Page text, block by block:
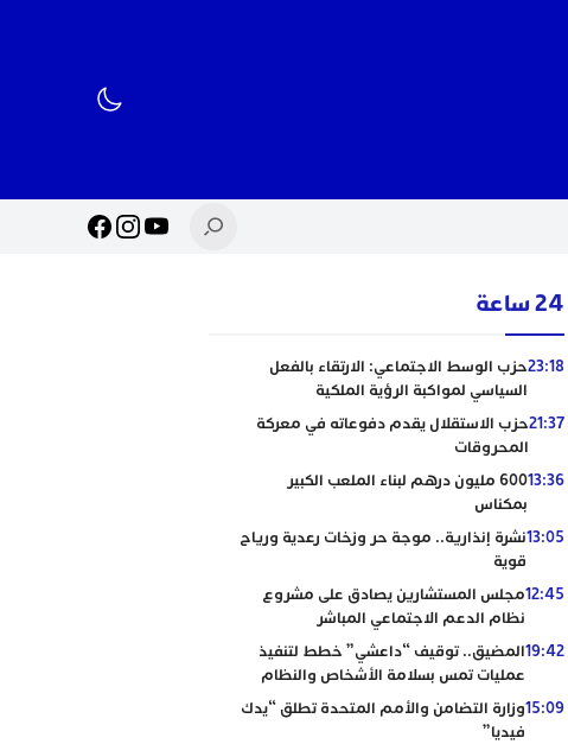
24 ساعة
23:18حزب الوسط الاجتماعي: الارتقاء بالفعل
السياسي لمواكبة الرؤية الملكية
21:37حزب الاستقلال يقدم دفوعاته في معركة
المحروقات
13:36
600 مليون درهم لبناء الملعب الكبير
بمكناس
13:05نشرة إنذارية.. موجة حر وزخات رعدية ورياح
قوية
12:45مجلس المستشارين يصادق على مشروع
نظام الدعم الاجتماعي المباشر
19:42المضيق.. توقيف “داعشي” خطط لتنفيذ
عمليات تمس بسلامة الأشخاص والنظام
15:09وزارة التضامن والأمم المتحدة تطلق “يدك
فيديا”